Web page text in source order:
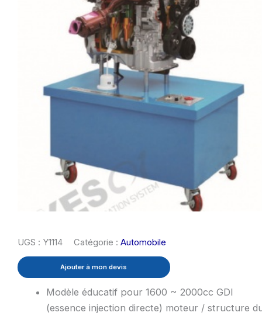
UGS : Y1114 Catégorie : Automobile
Ajouter à mon devis
Modèle éducatif pour 1600 ~ 2000cc GDI
(essence injection directe) moteur / structure